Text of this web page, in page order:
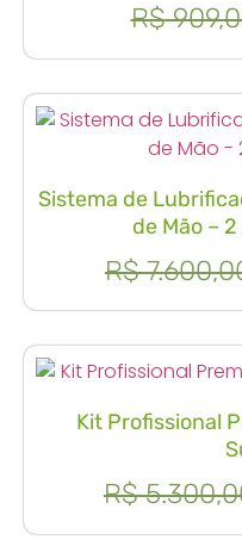
R$
Sistema de
de Mão – 2
R$
Kit Profissional
R$